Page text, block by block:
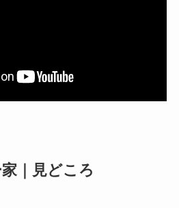
｜見どころ